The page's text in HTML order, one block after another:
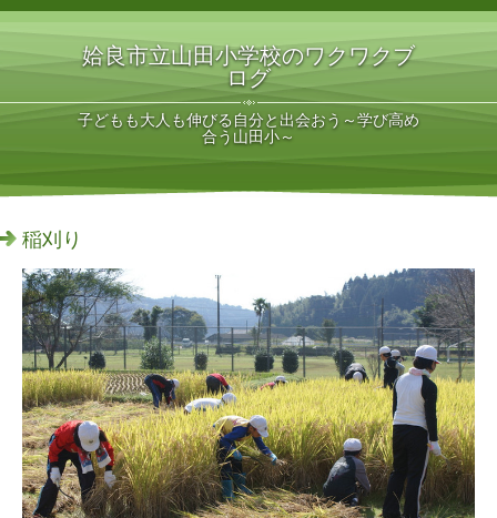
姶良市立山田小学校のワクワクブ
ログ
子どもも大人も伸びる自分と出会おう～学び高め
合う山田小～
稲刈り